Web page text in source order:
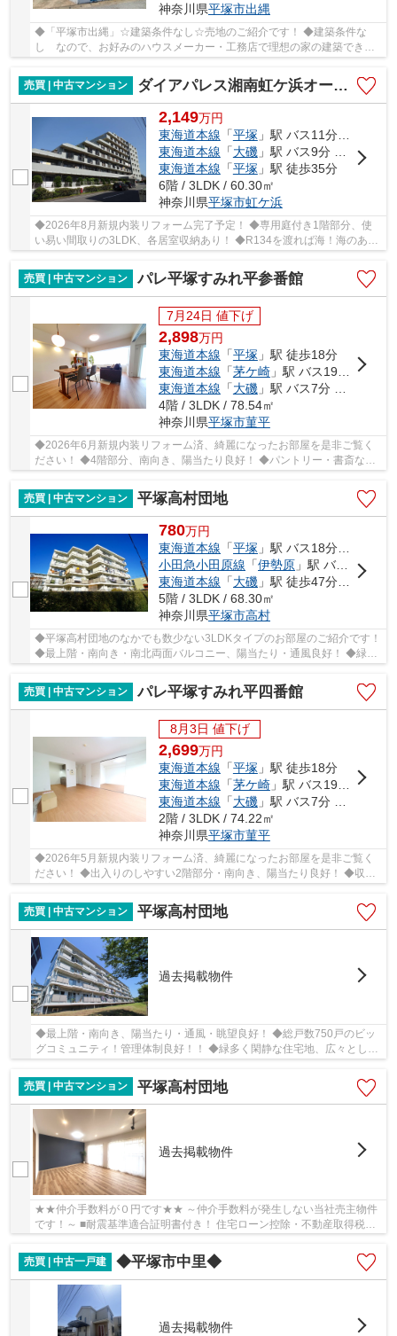
神奈川県平塚市出縄
◆「平塚市出縄」☆建築条件なし☆売地のご紹介です！ ◆建築条件な
し なので、お好みのハウスメーカー・工務店で理想の家の建築できま
売買 | 中古マンション
ダイアパレス湘南虹ケ浜オーシャンビュー
2,149万円
東海道本線 「平塚」駅 バス11分 「なでしこ公民館」 停歩4分
東海道本線 「大磯」駅 バス9分 「なでしこ公民館前（神奈川県）」 停歩4分
東海道本線 「平塚」駅 徒歩35分
6階 / 3LDK / 60.30㎡
神奈川県平塚市虹ケ浜
◆2026年8月新規内装リフォーム完了予定！ ◆専用庭付き1階部分、使
い易い間取りの3LDK、各居室収納あり！ ◆R134を渡れば海！海のある
売買 | 中古マンション
パレ平塚すみれ平参番館
7月24日 値下げ
2,898万円
東海道本線 「平塚 」駅 徒歩18分
東海道本線 「茅ケ崎」駅 バス19分 「平塚駅北口」 停歩20分
東海道本線 「大磯」駅 バス7分 「すみれ平局前」 停歩3分
4階 / 3LDK / 78.54㎡
神奈川県平塚市菫平
◆2026年6月新規内装リフォーム済、綺麗になったお部屋を是非ご覧く
ださい！ ◆4階部分、南向き、陽当たり良好！ ◆パントリー・書斎など
売買 | 中古マンション
平塚高村団地
780万円
東海道本線 「平塚 」駅 バス18分 「勝原小学校前」 停歩1分
小田急小田原線 「伊勢原 」駅 バス37分 「勝原小学校前」 停歩1分
東海道本線 「大磯 」駅 徒歩47分車14分 5.8km
5階 / 3LDK / 68.30㎡
神奈川県平塚市高村
◆平塚高村団地のなかでも数少ない3LDKタイプのお部屋のご紹介です！
◆最上階・南向き・南北両面バルコニー、陽当たり・通風良好！ ◆緑多
売買 | 中古マンション
パレ平塚すみれ平四番館
8月3日 値下げ
2,699万円
東海道本線 「平塚 」駅 徒歩18分
東海道本線 「茅ケ崎」駅 バス19分 「平塚駅北口」 停歩20分
東海道本線 「大磯」駅 バス7分 「すみれ平局前」 停歩3分
2階 / 3LDK / 74.22㎡
神奈川県平塚市菫平
◆2026年5月新規内装リフォーム済、綺麗になったお部屋を是非ご覧く
ださい！ ◆出入りのしやすい2階部分・南向き、陽当たり良好！ ◆収納
豊富な3LDK！ ◆総戸数414戸のビッグコミュニティ...
売買 | 中古マンション
平塚高村団地
過去掲載物件
◆最上階・南向き、陽当たり・通風・眺望良好！ ◆総戸数750戸のビッ
グコミュニティ！管理体制良好！！ ◆緑多く閑静な住宅地、広々とした
敷地にはゆったりと棟が配置されています。 ◆敷...
売買 | 中古マンション
平塚高村団地
過去掲載物件
★★仲介手数料が０円です★★ ～仲介手数料が発生しない当社売主物件
です！～ ■耐震基準適合証明書付き！ 住宅ローン控除・不動産取得税軽
売買 | 中古一戸建
◆平塚市中里◆
過去掲載物件